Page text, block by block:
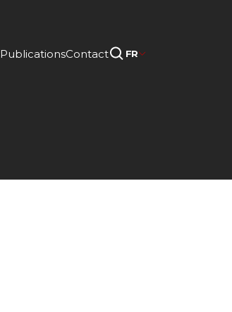
PublicationsContact FR